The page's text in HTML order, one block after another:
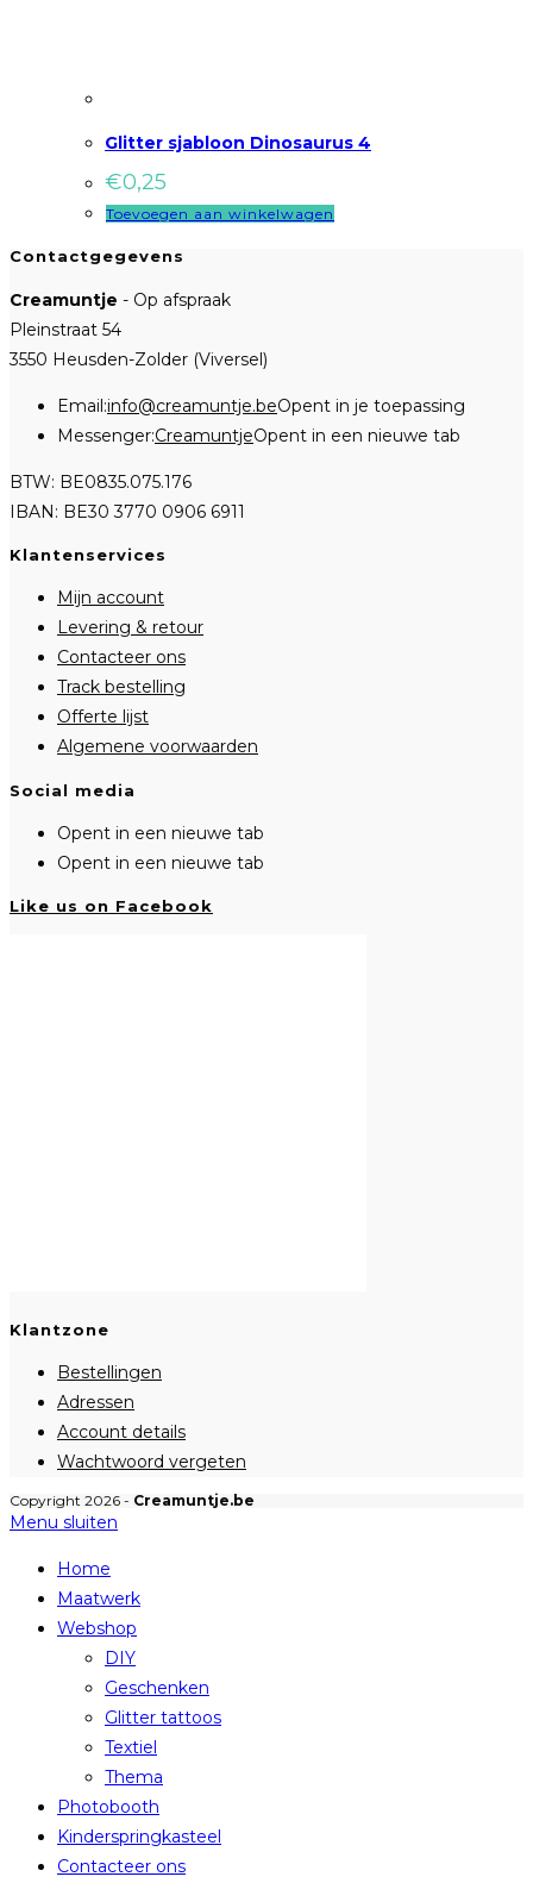
Glitter sjabloon Dinosaurus 4
€0,25
Toevoegen aan winkelwagen
Contactgegevens
Creamuntje - Op afspraak
Pleinstraat 54
3550 Heusden-Zolder (Viversel)
Email:info@creamuntje.beOpent in je toepassing
Messenger:CreamuntjeOpent in een nieuwe tab
BTW: BE0835.075.176
IBAN: BE30 3770 0906 6911
Klantenservices
Mijn account
Levering & retour
Contacteer ons
Track bestelling
Offerte lijst
Algemene voorwaarden
Social media
Opent in een nieuwe tab
Opent in een nieuwe tab
Like us on Facebook
Klantzone
Bestellingen
Adressen
Account details
Wachtwoord vergeten
Copyright 2026 - Creamuntje.be
Menu sluiten
Home
Maatwerk
Webshop
DIY
Geschenken
Glitter tattoos
Textiel
Thema
Photobooth
Kinderspringkasteel
Contacteer ons